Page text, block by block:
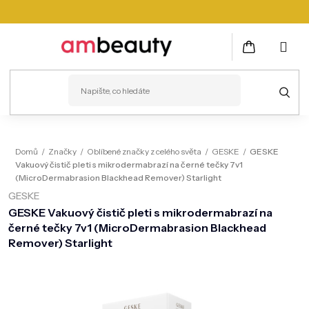
na
NÁKUPNÍ
KOŠÍK
VLASY
ZDRAVÍ
KOSMETICKÉ PŘÍSTROJE
Domů / Značky / Oblíbené značky z celého světa / GESKE / GESKE
Vakuový čistič pleti s mikrodermabrazí na černé tečky 7v1
(MicroDermabrasion Blackhead Remover) Starlight
GESKE Vakuový čistič pleti s mikrodermabrazí na
černé tečky 7v1 (MicroDermabrasion Blackhead
Remover) Starlight
GESKE